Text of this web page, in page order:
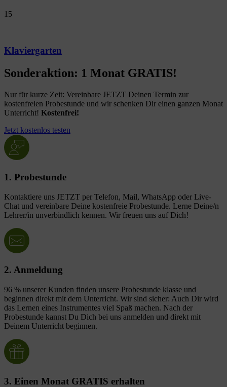
15
Klaviergarten
Sonderaktion: 1 Monat GRATIS!
Nur für kurze Zeit: Vereinbare JETZT Deinen Termin zur
kostenfreien Probestunde und wir schenken Dir einen ganzen Monat
Unterricht! Kostenfrei!
Jetzt kostenlos testen
1. Probestunde
Kontaktiere uns JETZT per Telefon, Mail, WhatsApp oder Live-
Chat und vereinbare Deine kostenfreie Probestunde. Lerne Deine/n
Lehrer/in unverbindlich kennen. Wir freuen uns auf Dich!
2. Anmeldung
96 % unserer Kunden finden unsere Probestunde klasse und
beginnen direkt mit dem Unterricht. Wir sind sicher: Auch Dir wird
das Lernen eines Instrumentes viel Spaß machen. Nach der
Probestunde kannst Du Dich bei uns anmelden und direkt mit
Deinem Unterricht beginnen.
3. Einen Monat GRATIS erhalten